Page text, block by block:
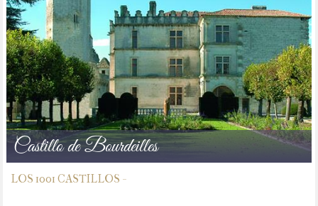
Castillo de Bourdeilles
LOS 1001 CASTILLOS -